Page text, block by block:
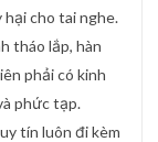
cho tai nghe.
tháo lắp, hàn
phải có kinh
phức tạp.
tín luôn đi kèm